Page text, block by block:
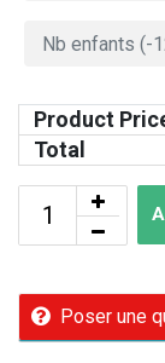
Product
Total
Poser une